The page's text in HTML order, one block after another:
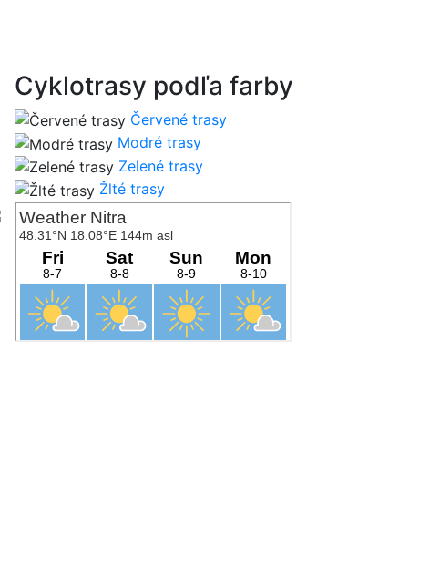
Cyklotrasy podľa farby
Červené trasy
Modré trasy
Zelené trasy
Žlté trasy